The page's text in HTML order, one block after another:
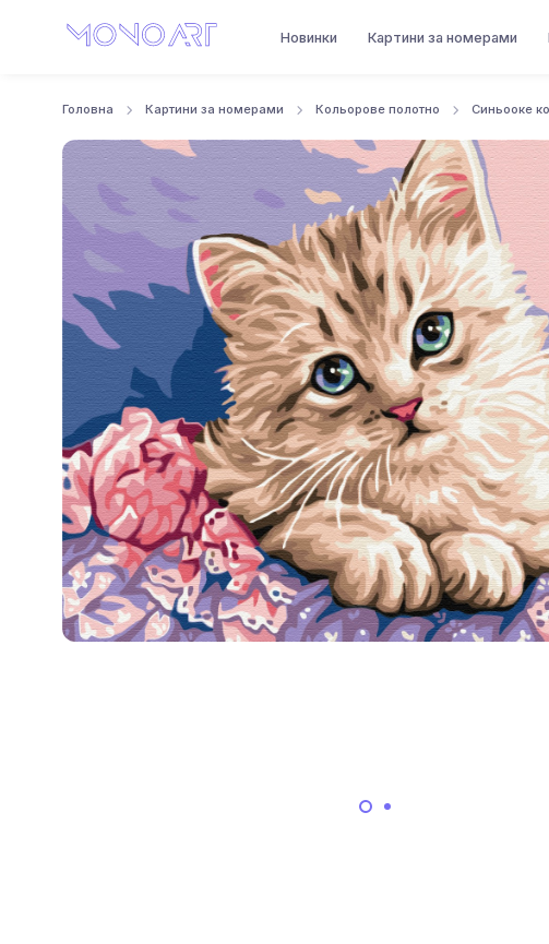
Новинки Картини за номерами
Головна Картини за номерами Кольорове полотно Синьооке